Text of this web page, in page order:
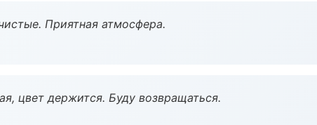
Приятная атмосфера.
цвет держится. Буду возвращаться.